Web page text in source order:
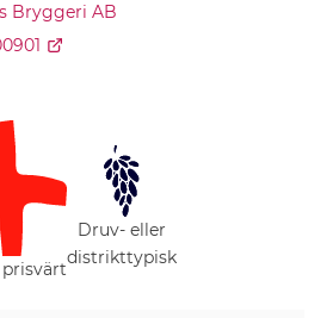
Bryggeri AB
Druv- eller
distrikttypisk